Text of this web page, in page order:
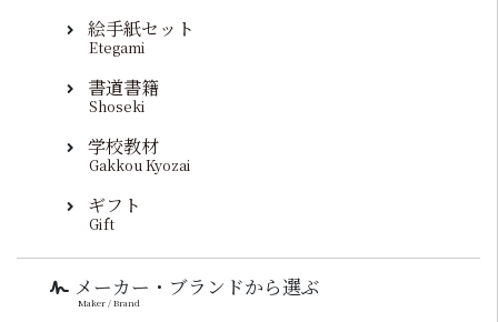
絵手紙セット
Etegami
書道書籍
Shoseki
学校教材
Gakkou Kyozai
ギフト
Gift
メーカー・ブランドから選ぶ
Maker / Brand